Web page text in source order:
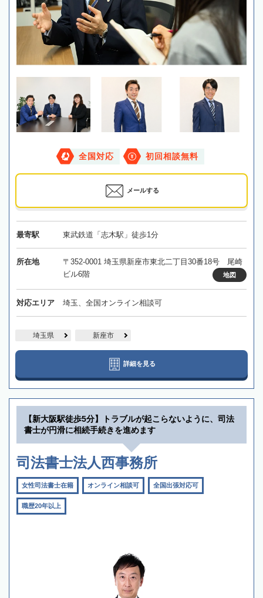
全国対応 初回相談無料
メールする
最寄駅 東武鉄道「志木駅」徒歩1分
所在地
〒352-0001 埼玉県新座市東北二丁目30番18号 尾崎
ビル6階
地図
対応エリア 埼玉、全国オンライン相談可
埼玉県 新座市
詳細を見る
【新大阪駅徒歩5分】トラブルが起こらないように、司法
書士が円滑に相続手続きを進めます
司法書士法人西事務所
女性司法書士在籍 オンライン相談可 全国出張対応可
職歴20年以上